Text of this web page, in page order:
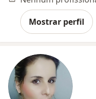
Mostrar perfil